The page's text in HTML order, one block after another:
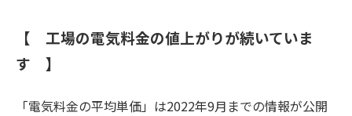
【 工場の電気料金の値上がりが続いていま
す 】
「電気料金の平均単価」は2022年9月までの情報が公開